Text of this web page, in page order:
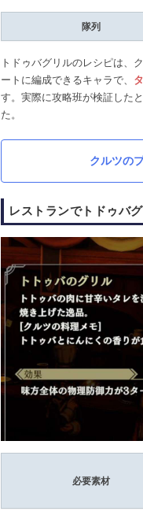
隊列
トドゥバグリルのレシピは、
ートに編成できるキャラで、
す。実際に攻略班が検証した
た。
クルツの
レストランでトドゥバ
必要素材